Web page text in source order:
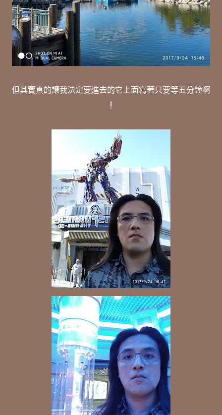
但其實真的讓我決定要進去的它上面寫著只要等五分鐘啊
!